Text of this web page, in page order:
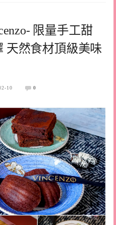
限量手工甜
天然食材頂級美味
10 0